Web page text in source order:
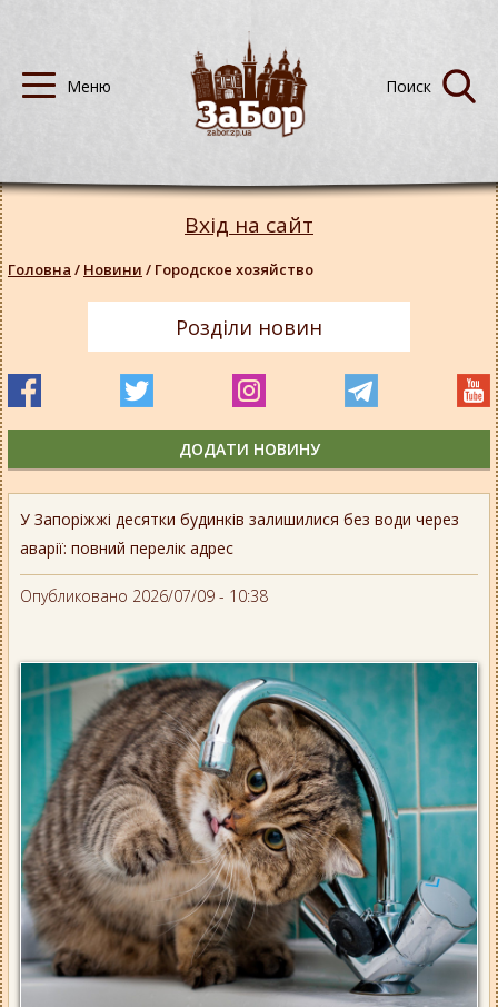
У Запоріжжі десятки будинків залишилися без води через
аварії: повний перелік адрес
Опубликовано 2026/07/09 - 10:38
Вхід на сайт
Головна / Новини / Городское хозяйство
Розділи новин
ДОДАТИ НОВИНУ